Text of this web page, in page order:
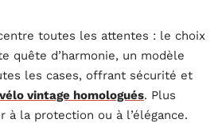
toutes les attentes : le choix
quête d’harmonie, un modèle
les cases, offrant sécurité et
vintage homologués. Plus
à la protection ou à l’élégance.